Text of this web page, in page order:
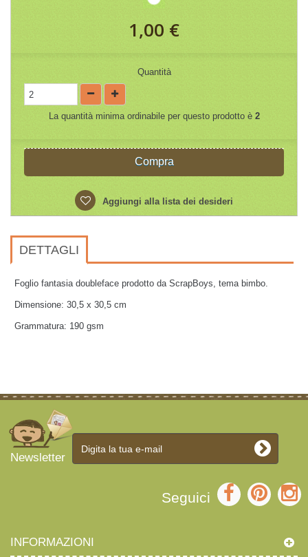
1,00 €
Quantità
La quantità minima ordinabile per questo prodotto è 2
Compra
Aggiungi alla lista dei desideri
DETTAGLI
Foglio fantasia doubleface prodotto da ScrapBoys, tema bimbo.
Dimensione: 30,5 x 30,5 cm
Grammatura: 190 gsm
Newsletter
Seguici
INFORMAZIONI